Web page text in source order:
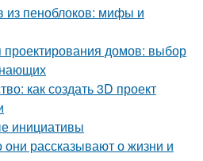
из пеноблоков: мифы и
домов: выбор
как создать 3D проект
инициативы
рассказывают о жизни и